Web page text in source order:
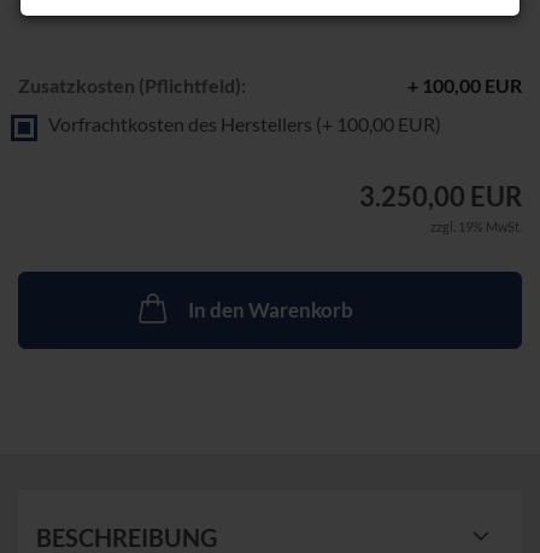
Zusatzkosten (Pflichtfeld):
+ 100,00 EUR
Vorfrachtkosten des Herstellers (+ 100,00 EUR)
3.250,00 EUR
zzgl. 19% MwSt.
In den Warenkorb
BESCHREIBUNG